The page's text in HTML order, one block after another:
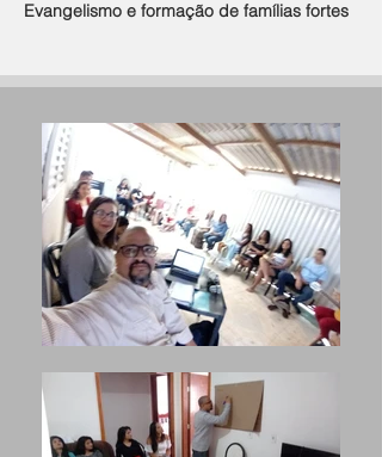
Evangelismo e formação de famílias fortes